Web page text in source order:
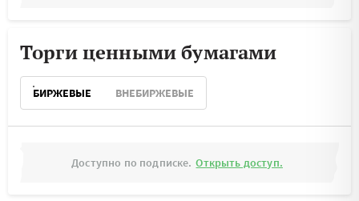
Торги ценными бумагами
БИРЖЕВЫЕ ВНЕБИРЖЕВЫЕ
Доступно по подписке. Открыть доступ.